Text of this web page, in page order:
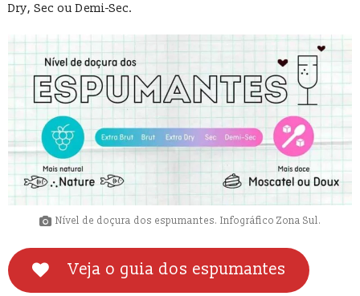
Dry, Sec ou Demi-Sec.
Nível de doçura dos espumantes. Infográfico Zona Sul.
Veja o guia dos espumantes